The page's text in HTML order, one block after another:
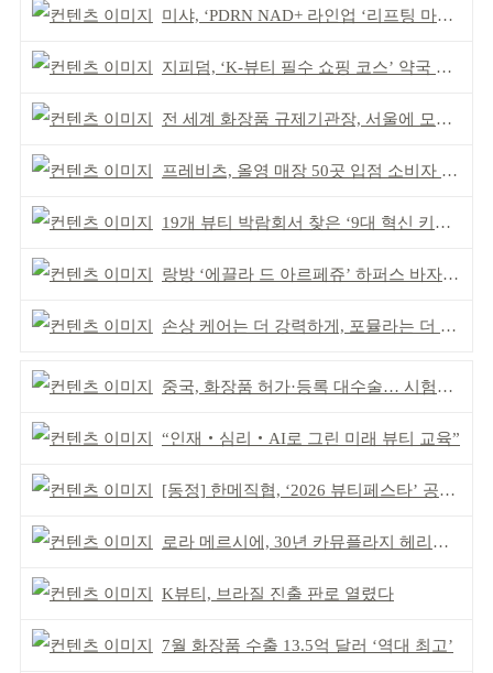
미샤, ‘PDRN NAD+ 라인업 ‘리프팅 마스크’ 출시
지피덤, ‘K-뷰티 필수 쇼핑 코스’ 약국 공략
전 세계 화장품 규제기관장, 서울에 모인다
프레비츠, 올영 매장 50곳 입점 소비자 접점 강화
19개 뷰티 박람회서 찾은 ‘9대 혁신 키워드’
랑방 ‘에끌라 드 아르페쥬’ 하퍼스 바자 화보 공개
손상 케어는 더 강력하게, 포뮬라는 더 산뜻하게!
중국, 화장품 허가·등록 대수술… 시험자료 공용 허용
“인재‧심리‧AI로 그린 미래 뷰티 교육”
[동정] 한메직협, ‘2026 뷰티페스타’ 공동 주최
로라 메르시에, 30년 카뮤플라지 헤리티지 담아
K뷰티, 브라질 진출 판로 열렸다
7월 화장품 수출 13.5억 달러 ‘역대 최고’